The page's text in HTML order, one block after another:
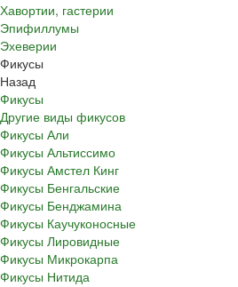
Хавортии, гастерии
Эпифиллумы
Эхеверии
Фикусы
Назад
Фикусы
Другие виды фикусов
Фикусы Али
Фикусы Альтиссимо
Фикусы Амстел Кинг
Фикусы Бенгальские
Фикусы Бенджамина
Фикусы Каучуконосные
Фикусы Лировидные
Фикусы Микрокарпа
Фикусы Нитида